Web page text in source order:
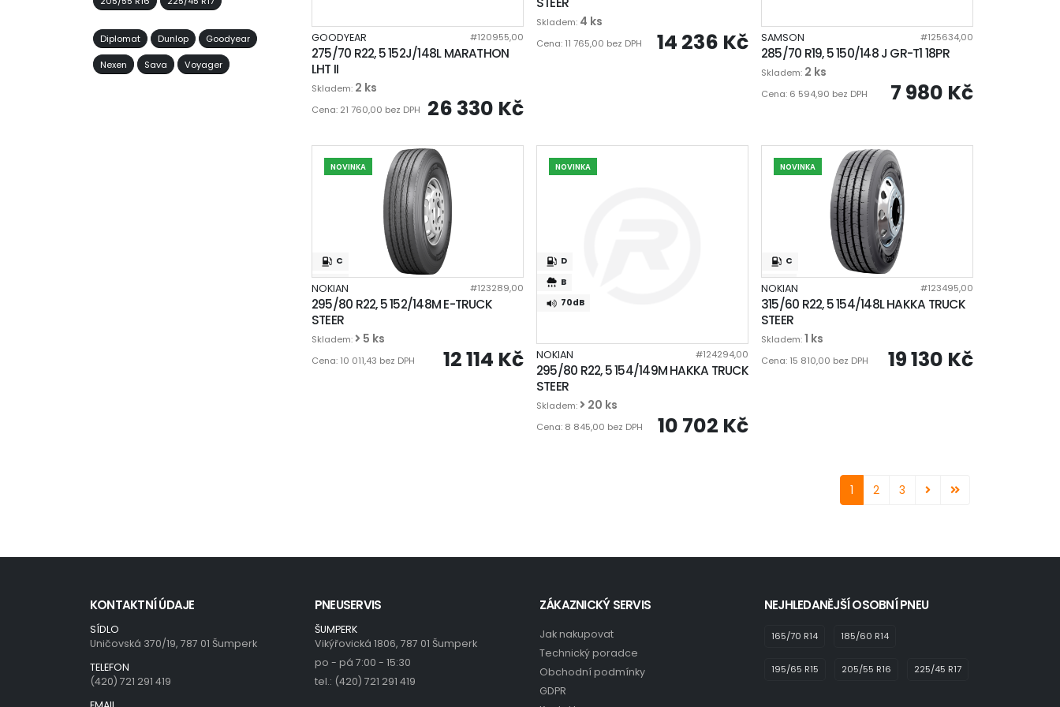
Diplomat Dunlop Goodyear
Nexen Sava Voyager
GOODYEAR #120955,00
275/70 R22, 5 152J/148L MARATHON
LHT II
Skladem: 2 ks
Cena: 21 760,00 bez DPH 26 330 Kč
Skladem: 4 ks
Cena: 11 765,00 bez DPH 14 236 Kč SAMSON #125634,00
285/70 R19, 5 150/148 J GR-T1 18PR
Skladem: 2 ks
Cena: 6 594,90 bez DPH 7 980 Kč
NOVINKA
C
C
70dB
NOKIAN #123289,00
295/80 R22, 5 152/148M E-TRUCK
STEER
Skladem: 5 ks
Cena: 10 011,43 bez DPH 12 114 Kč
NOVINKA
D
B
70dB
NOKIAN #124294,00
295/80 R22, 5 154/149M HAKKA TRUCK
STEER
Skladem: 20 ks
Cena: 8 845,00 bez DPH 10 702 Kč
NOVINKA
C
B
72dB
NOKIAN #123495,00
315/60 R22, 5 154/148L HAKKA TRUCK
STEER
Skladem:1 ks
Cena: 15 810,00 bez DPH 19 130 Kč
1 2 3
KONTAKTNÍ ÚDAJE
SÍDLO
Uničovská 370/19, 787 01 Šumperk
TELEFON
(420) 721 291 419
PNEUSERVIS
ŠUMPERK
Vikýřovická 1806, 787 01 Šumperk
po - pá 7:00 - 15:30
tel.: (420) 721 291 419
ZÁKAZNICKÝ SERVIS
Jak nakupovat
Technický poradce
Obchodní podmínky
GDPR
NEJHLEDANĚJŠÍ OSOBNÍ PNEU
165/70 R14 185/60 R14
195/65 R15 205/55 R16 225/45 R17